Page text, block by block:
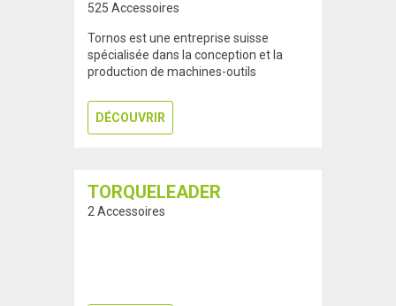
525 Accessoires
Tornos est une entreprise suisse
spécialisée dans la conception et la
production de machines-outils
DÉCOUVRIR
TORQUELEADER
2 Accessoires